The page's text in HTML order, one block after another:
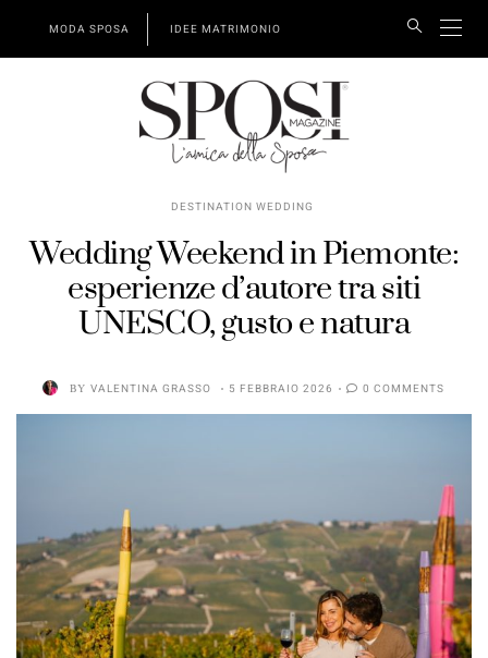
MODA SPOSA IDEE MATRIMONIO
DESTINATION WEDDING
Wedding Weekend in Piemonte:
esperienze d’autore tra siti
UNESCO, gusto e natura
BY VALENTINA GRASSO 5 FEBBRAIO 2026 0 COMMENTS